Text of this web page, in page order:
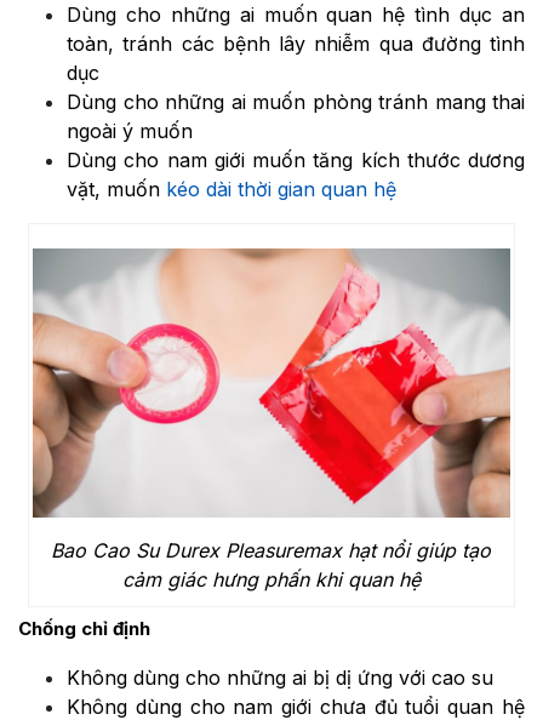
Dùng cho những ai muốn quan hệ tình dục an
toàn, tránh các bệnh lây nhiễm qua đường tình
dục
Dùng cho những ai muốn phòng tránh mang thai
ngoài ý muốn
Dùng cho nam giới muốn tăng kích thước dương
vặt, muốn kéo dài thời gian quan hệ
Bao Cao Su Durex Pleasuremax hạt nổi giúp tạo
cảm giác hưng phấn khi quan hệ
Chống chỉ định
Không dùng cho những ai bị dị ứng với cao su
Không dùng cho nam giới chưa đủ tuổi quan hệ